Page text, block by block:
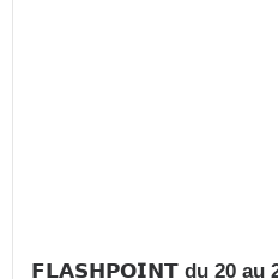
𝗙𝗟𝗔𝗦𝗛𝗣𝗢𝗜𝗡𝗧 du 20 au